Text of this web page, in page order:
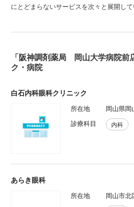
にとどまらないサービスを次々と展開して
「阪神調剤薬局 岡山大学病院前
ク・病院
白石内科眼科クリニック
所在地
岡山県岡
診療科目
内科
あらき眼科
所在地
岡山市北